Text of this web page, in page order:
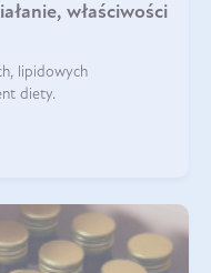
właściwości
lipidowych
diety.